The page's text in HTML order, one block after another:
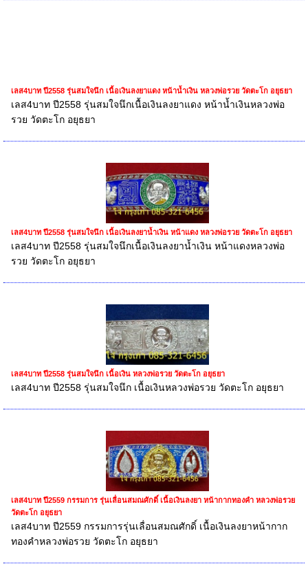
เลส4บาท ปี2558 รุ่นสมใจนึก เนื้อเงินลงยาแดง หน้าน้ำเงิน หลวงพ่อรวย วัดตะโก อยุธยา
เลส4บาท ปี2558 รุ่นสมใจนึกเนื้อเงินลงยาแดง หน้าน้ำเงินหลวงพ่อ
รวย วัดตะโก อยุธยา
เลส4บาท ปี2558 รุ่นสมใจนึก เนื้อเงินลงยาน้ำเงิน หน้าแดง หลวงพ่อรวย วัดตะโก อยุธยา
เลส4บาท ปี2558 รุ่นสมใจนึกเนื้อเงินลงยาน้ำเงิน หน้าแดงหลวงพ่อ
รวย วัดตะโก อยุธยา
เลส4บาท ปี2558 รุ่นสมใจนึก เนื้อเงิน หลวงพ่อรวย วัดตะโก อยุธยา
เลส4บาท ปี2558 รุ่นสมใจนึก เนื้อเงินหลวงพ่อรวย วัดตะโก อยุธยา
เลส4บาท ปี2559 กรรมการ รุ่นเลื่อนสมณศักดิ์ เนื้อเงินลงยา หน้ากากทองคำ หลวงพ่อรวย
วัดตะโก อยุธยา
เลส4บาท ปี2559 กรรมการรุ่นเลื่อนสมณศักดิ์ เนื้อเงินลงยาหน้ากาก
ทองคำหลวงพ่อรวย วัดตะโก อยุธยา